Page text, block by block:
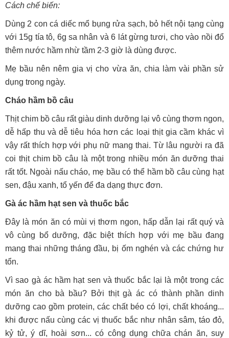
Cách chế biến:
Dùng 2 con cá diếc mổ bụng rửa sạch, bỏ hết nội tạng cùng
với 15g tía tô, 6g sa nhân và 6 lát gừng tươi, cho vào nồi đổ
thêm nước hầm nhừ tầm 2-3 giờ là dùng được.
Mẹ bầu nên nêm gia vị cho vừa ăn, chia làm vài phần sử
dụng trong ngày.
Cháo hầm bồ câu
Thịt chim bồ câu rất giàu dinh dưỡng lại vô cùng thơm ngon,
dễ hấp thu và dễ tiêu hóa hơn các loại thịt gia cầm khác vì
vậy rất thích hợp với phụ nữ mang thai. Từ lâu người ra đã
coi thịt chim bồ câu là một trong nhiều món ăn dưỡng thai
rất tốt. Ngoài nấu cháo, mẹ bầu có thể hầm bồ câu cùng hạt
sen, đậu xanh, tổ yến để đa dạng thực đơn.
Gà ác hầm hạt sen và thuốc bắc
Đây là món ăn có mùi vị thơm ngon, hấp dẫn lại rất quý và
vô cùng bổ dưỡng, đặc biệt thích hợp với mẹ bầu đang
mang thai những tháng đầu, bị ốm nghén và các chứng hư
tổn.
Vì sao gà ác hầm hạt sen và thuốc bắc lại là một trong các
món ăn cho bà bầu? Bởi thịt gà ác có thành phần dinh
dưỡng cao gồm protein, các chất béo có lợi, chất khoáng...
khi được nấu cùng các vị thuốc bắc như nhân sâm, táo đỏ,
kỷ tử, ý dĩ, hoài sơn... có công dụng chữa chán ăn, suy